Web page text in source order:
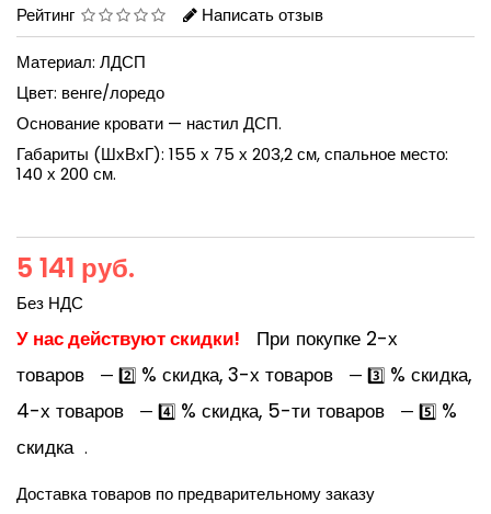
Рейтинг
Написать отзыв
Материал: ЛДСП
Цвет: венге/лоредо
Основание кровати — настил ДСП.
Габариты (ШхВхГ): 155 х 75 х 203,2 см, спальное место:
140 х 200 см.
5 141 руб.
Без НДС
У нас действуют скидки!
При покупке 2-х
товаров
— 2️⃣ % скидка, 3-х товаров — 3️⃣ % скидка,
4-х товаров
— 4️⃣ % скидка, 5-ти товаров — 5️⃣ %
скидка .
Доставка товаров по предварительному заказу